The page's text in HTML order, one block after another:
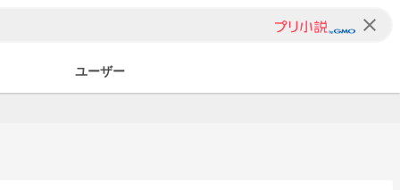
clear
ユーザー